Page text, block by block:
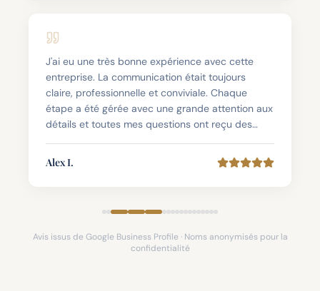
Un soutien excellent, avec gentillesse et
professionnalisme de la part de Maria — vous
méritez plus que 5 étoiles, car vous honorez le
nom de cette entreprise.
Mohamed S.
🇲🇦 Morocco
Avis issus de Google Business Profile · Noms anonymisés pour la
confidentialité